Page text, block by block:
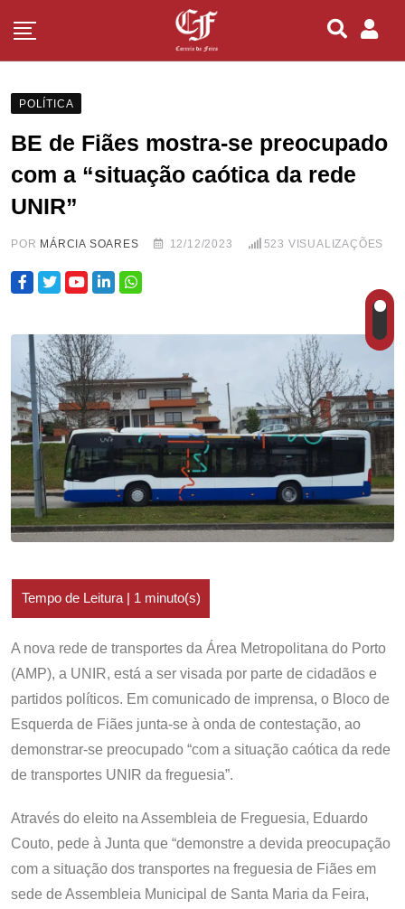
POLÍTICA
BE de Fiães mostra-se preocupado
com a “situação caótica da rede
UNIR”
POR MÁRCIA SOARES 12/12/2023 523 VISUALIZAÇÕES
A nova rede de transportes da Área Metropolitana do Porto
(AMP), a UNIR, está a ser visada por parte de cidadãos e
partidos políticos. Em comunicado de imprensa, o Bloco de
Esquerda de Fiães junta-se à onda de contestação, ao
demonstrar-se preocupado “com a situação caótica da rede
de transportes UNIR da freguesia”.
Através do eleito na Assembleia de Freguesia, Eduardo
Couto, pede à Junta que “demonstre a devida preocupação
com a situação dos transportes na freguesia de Fiães em
sede de Assembleia Municipal de Santa Maria da Feira,